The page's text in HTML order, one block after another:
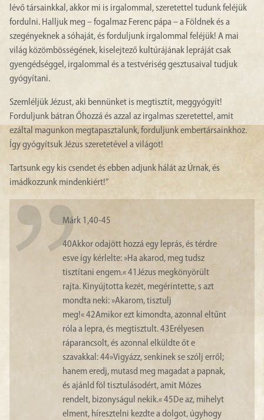
lévő társainkkal, akkor mi is irgalommal, szeretettel tudunk feléjük
fordulni. Halljuk meg – fogalmaz Ferenc pápa – a Földnek és a
szegényeknek a sóhaját, és forduljunk irgalommal feléjük! A mai
világ közömbösségének, kiselejtező kultúrájának lepráját csak
gyengédséggel, irgalommal és a testvériség gesztusaival tudjuk
gyógyítani.
Szemléljük Jézust, aki bennünket is megtisztít, meggyógyít!
Forduljunk bátran Őhozzá és azzal az irgalmas szeretettel, amit
ezáltal magunkon megtapasztalunk, forduljunk embertársainkhoz.
Így gyógyítsuk Jézus szeretetével a világot!
Tartsunk egy kis csendet és ebben adjunk hálát az Úrnak, és
imádkozzunk mindenkiért!”
Márk 1,40-45
40Akkor odajött hozzá egy leprás, és térdre
esve így kérlelte: »Ha akarod, meg tudsz
tisztítani engem.«41Jézus megkönyörült
rajta. Kinyújtotta kezét, megérintette, s azt
mondta neki: »Akarom, tisztulj
meg!«42Amikor ezt kimondta, azonnal eltűnt
róla a lepra, és megtisztult.43Erélyesen
ráparancsolt, és azonnal elküldte őt e
szavakkal:44»Vigyázz, senkinek se szólj erről;
hanem eredj, mutasd meg magadat a papnak,
és ajánld föl tisztulásodért, amit Mózes
rendelt, bizonyságul nekik.«45De az, mihelyt
elment, híresztelni kezdte a dolgot, úgyhogy